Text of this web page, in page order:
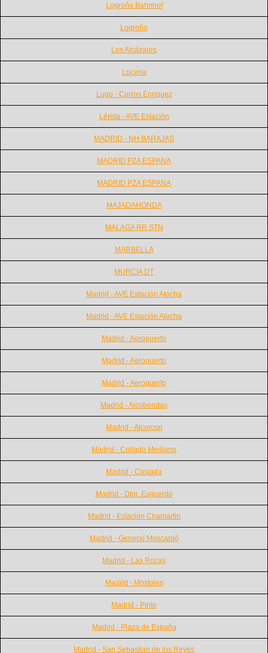
Logroño Bahnhof
Logroño
Los Alcázares
Lucena
Lugo - Curros Enriquez
Lérida - AVE Estación
MADRID - NH BARAJAS
MADRID PZA ESPANA
MADRID PZA ESPANA
MAJADAHONDA
MALAGA RR STN
MARBELLA
MURCIA DT
Madrid - AVE Estación Atocha
Madrid - AVE Estación Atocha
Madrid - Aeropuerto
Madrid - Aeropuerto
Madrid - Aeropuerto
Madrid - Alcobendas
Madrid - Alcorcon
Madrid - Collado Mediano
Madrid - Coslada
Madrid - Dtor. Esquerdo
Madrid - Estación Chamartin
Madrid - General Moscardó
Madrid - Las Rozas
Madrid - Mostoles
Madrid - Pinto
Madrid - Plaza de España
Madrid - San Sebastian de los Reyes